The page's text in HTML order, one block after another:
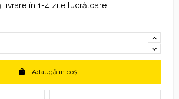
Livrare în 1-4 zile lucrătoare
Adaugă în coș